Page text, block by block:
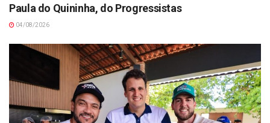
Paula do Quininha, do Progressistas
04/08/2026